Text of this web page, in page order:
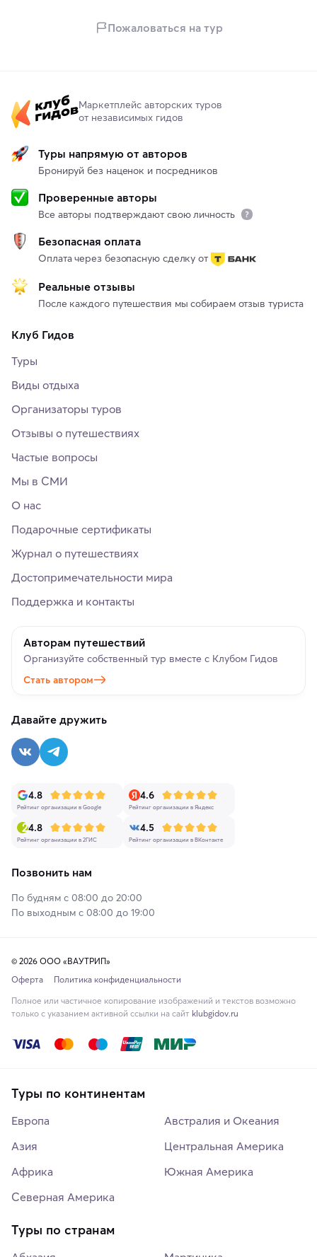
Пожаловаться на тур
Маркетплейс авторских туров
от независимых гидов
Туры напрямую от авторов
Бронируй без наценок и посредников
Проверенные авторы
Все авторы подтверждают свою личность
Безопасная оплата
Оплата через безопасную сделку от
Реальные отзывы
После каждого путешествия мы собираем отзыв туриста
Клуб Гидов
Туры
Виды отдыха
Организаторы туров
Отзывы о путешествиях
Частые вопросы
Мы в СМИ
О нас
Подарочные сертификаты
Журнал о путешествиях
Достопримечательности мира
Поддержка и контакты
Авторам путешествий
Организуйте собственный тур вместе с Клубом Гидов
Стать автором
Давайте дружить
4.8
Рейтинг организации в Google
4.6
Рейтинг организации в Яндекс
4.8
Рейтинг организации в 2ГИС
4.5
Рейтинг организации в ВКонтакте
Позвонить нам
По будням с 08:00 до 20:00
По выходным с 08:00 до 19:00
© 2026 ООО «ВАУТРИП»
Оферта
Политика конфиденциальности
Полное или частичное копирование изображений и текстов возможно
только с указанием активной ссылки на сайт klubgidov.ru
Туры по континентам
Европа
Азия
Африка
Северная Америка
Австралия и Океания
Центральная Америка
Южная Америка
Туры по странам